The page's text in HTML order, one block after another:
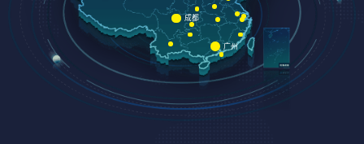
成都
广州